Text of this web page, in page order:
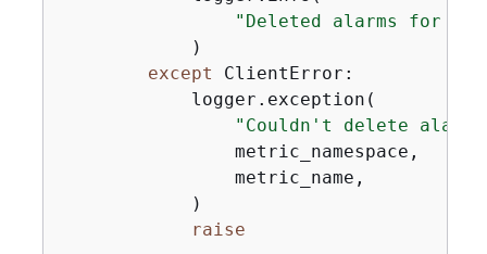
"Deleted alarms for
            )
except ClientError:
            logger.exception(
"Couldn't delete
                metric_namespace,
                metric_name,
            )
raise